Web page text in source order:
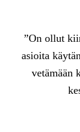
”On ollut
asioita
vetämään